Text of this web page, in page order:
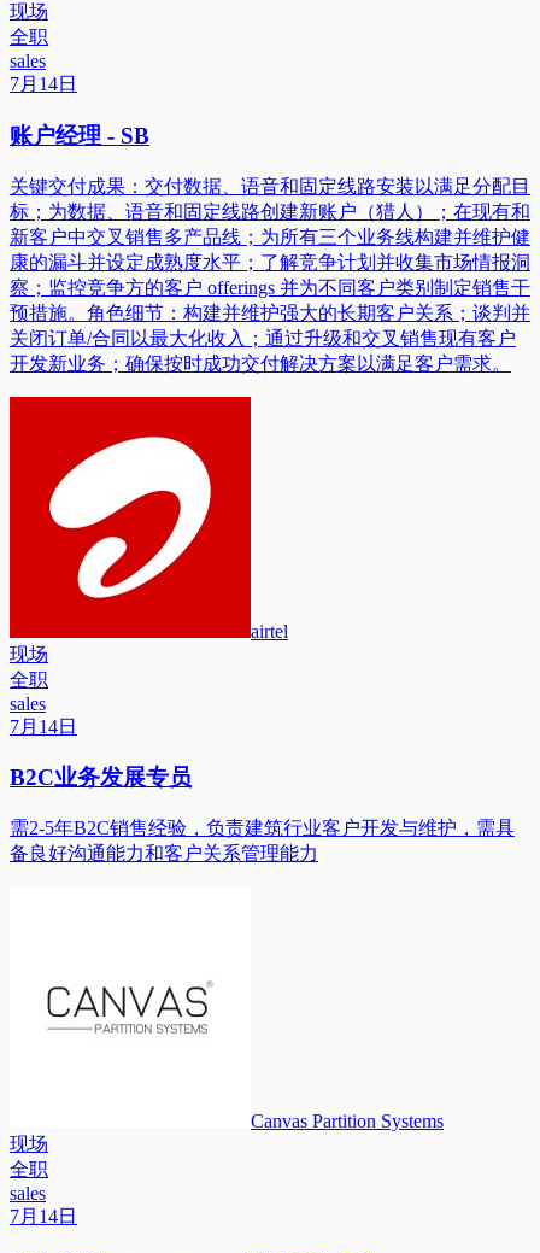
现场
全职
sales
7月14日
账户经理 - SB
关键交付成果：交付数据、语音和固定线路安装以满足分配目
标；为数据、语音和固定线路创建新账户（猎人）；在现有和
新客户中交叉销售多产品线；为所有三个业务线构建并维护健
康的漏斗并设定成熟度水平；了解竞争计划并收集市场情报洞
察；监控竞争方的客户 offerings 并为不同客户类别制定销售干
预措施。角色细节：构建并维护强大的长期客户关系；谈判并
关闭订单/合同以最大化收入；通过升级和交叉销售现有客户
开发新业务；确保按时成功交付解决方案以满足客户需求。
airtel
现场
全职
sales
7月14日
B2C业务发展专员
需2-5年B2C销售经验，负责建筑行业客户开发与维护，需具
备良好沟通能力和客户关系管理能力
Canvas Partition Systems
现场
全职
sales
7月14日